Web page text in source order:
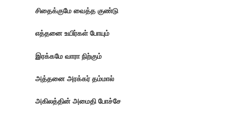
சிதைக்குமே வைத்த குண்டு
எத்தனை உயிர்கள் போயும்
இரக்கமே வாரா நிற்கும்
அத்தனை அரக்கர் தம்மால்
அகிலத்தின் அமைதி போச்சே